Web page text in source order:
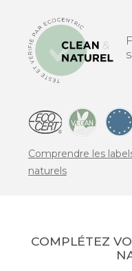
Comprendre les
naturels
COMPLÉTEZ